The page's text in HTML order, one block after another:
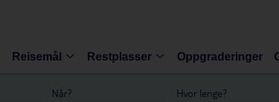
Reisemål Restplasser Oppgraderinger
Når? Hvor lenge?